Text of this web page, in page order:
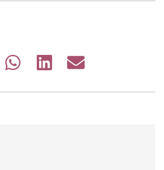
Share
Share
Share